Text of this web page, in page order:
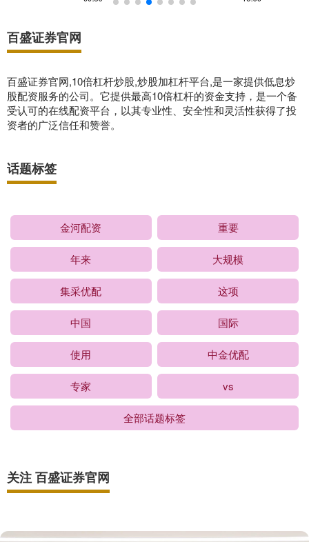
百盛证券官网
百盛证券官网,10倍杠杆炒股,炒股加杠杆平台,是一家提供低息炒
股配资服务的公司。它提供最高10倍杠杆的资金支持，是一个备
受认可的在线配资平台，以其专业性、安全性和灵活性获得了投
资者的广泛信任和赞誉。
话题标签
金河配资 重要
年来 大规模
集采优配 这项
中国 国际
使用 中金优配
专家 vs
全部话题标签
关注 百盛证券官网